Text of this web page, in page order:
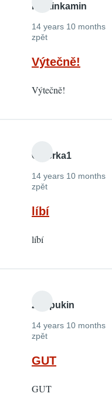
martinkamin
14 years 10 months
zpět
Výtečně!
Výtečně!
Ciperka1
14 years 10 months
zpět
líbí
líbí
zelepukin
14 years 10 months
zpět
GUT
GUT